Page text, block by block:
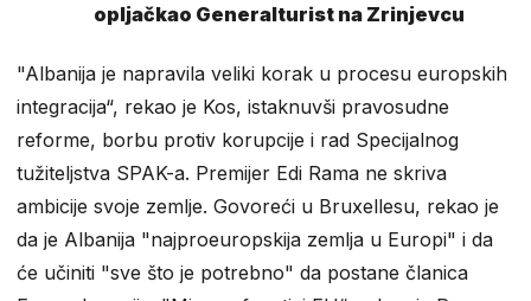
opljačkao Generalturist na Zrinjevcu
"Albanija je napravila veliki korak u procesu europskih
integracija“, rekao je Kos, istaknuvši pravosudne
reforme, borbu protiv korupcije i rad Specijalnog
tužiteljstva SPAK-a. Premijer Edi Rama ne skriva
ambicije svoje zemlje. Govoreći u Bruxellesu, rekao je
da je Albanija "najproeuropskija zemlja u Europi" i da
će učiniti "sve što je potrebno" da postane članica